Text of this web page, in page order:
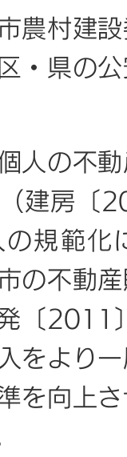
農村建
・県の
人の不
建房〔
規範
の不動
〔2011
をより
を向上